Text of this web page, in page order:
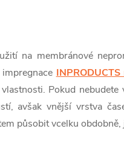
na membránové
Pokud
avšak vnější vrstva
působit vcelku